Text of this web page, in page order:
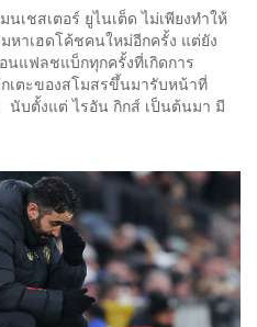
เชสเตอร์ ยูไนเต็ด ไม่เพียงทำให้
หาเฮดโค้ชคนใหม่อีกครั้ง แต่ยัง
นแฟลชแบ็กทุกครั้งที่เกิดการ
ตะของสโมสรขึ้นมารับหน้าที่
บตั้งแต่ ไรอัน กิกส์ เป็นต้นมา มี